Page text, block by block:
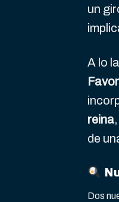
un
A lo
reina
de
Dos